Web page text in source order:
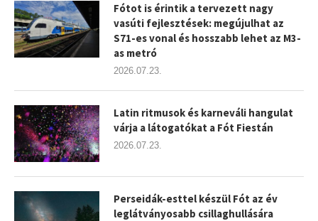
Fótot is érintik a tervezett nagy
vasúti fejlesztések: megújulhat az
S71-es vonal és hosszabb lehet az M3-
as metró
2026.07.23.
Latin ritmusok és karneváli hangulat
várja a látogatókat a Fót Fiestán
2026.07.23.
Perseidák-esttel készül Fót az év
leglátványosabb csillaghullására